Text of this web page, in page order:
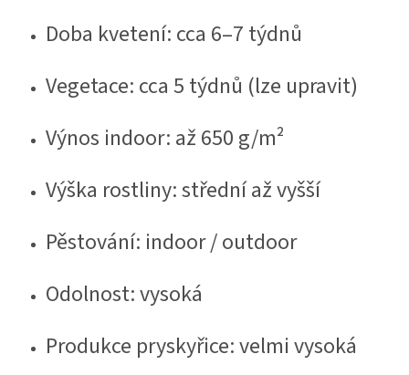
Doba kvetení: cca 6–7 týdnů
Vegetace: cca 5 týdnů (lze upravit)
Výnos indoor: až 650 g/m²
Výška rostliny: střední až vyšší
Pěstování: indoor / outdoor
Odolnost: vysoká
Produkce pryskyřice: velmi vysoká